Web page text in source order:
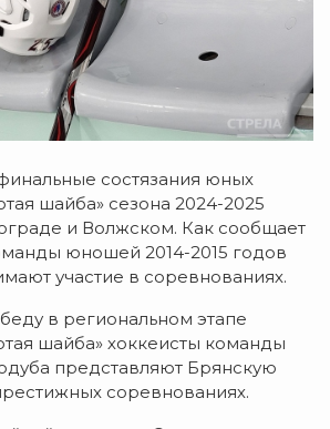
состязания юных
шайба» сезона 2024-2025
и Волжском. Как сообщает
юношей 2014-2015 годов
участие в соревнованиях.
в региональном этапе
шайба» хоккеисты команды
представляют Брянскую
соревнованиях.